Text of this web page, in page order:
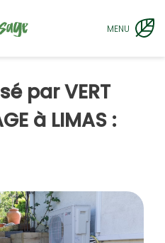
MENU
par VERT
à LIMAS :